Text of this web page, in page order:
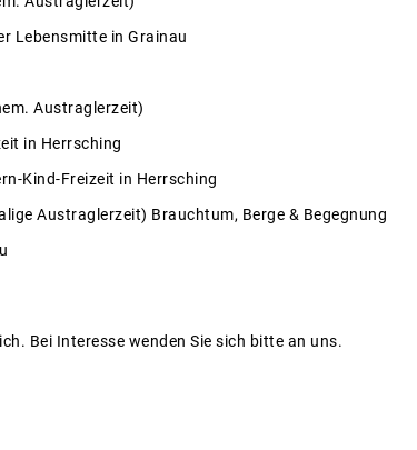
Lebensmitte in Grainau
Austraglerzeit)
in Herrsching
Kind-Freizeit in Herrsching
Austraglerzeit) Brauchtum, Berge & Begegnung
Bei Interesse wenden Sie sich bitte an uns.